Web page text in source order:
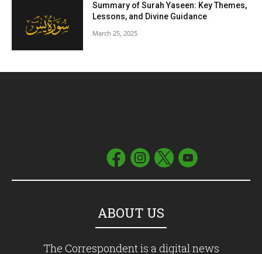
Summary of Surah Yaseen: Key Themes,
Lessons, and Divine Guidance
March 25, 2025
ABOUT US
The Correspondent is a digital news